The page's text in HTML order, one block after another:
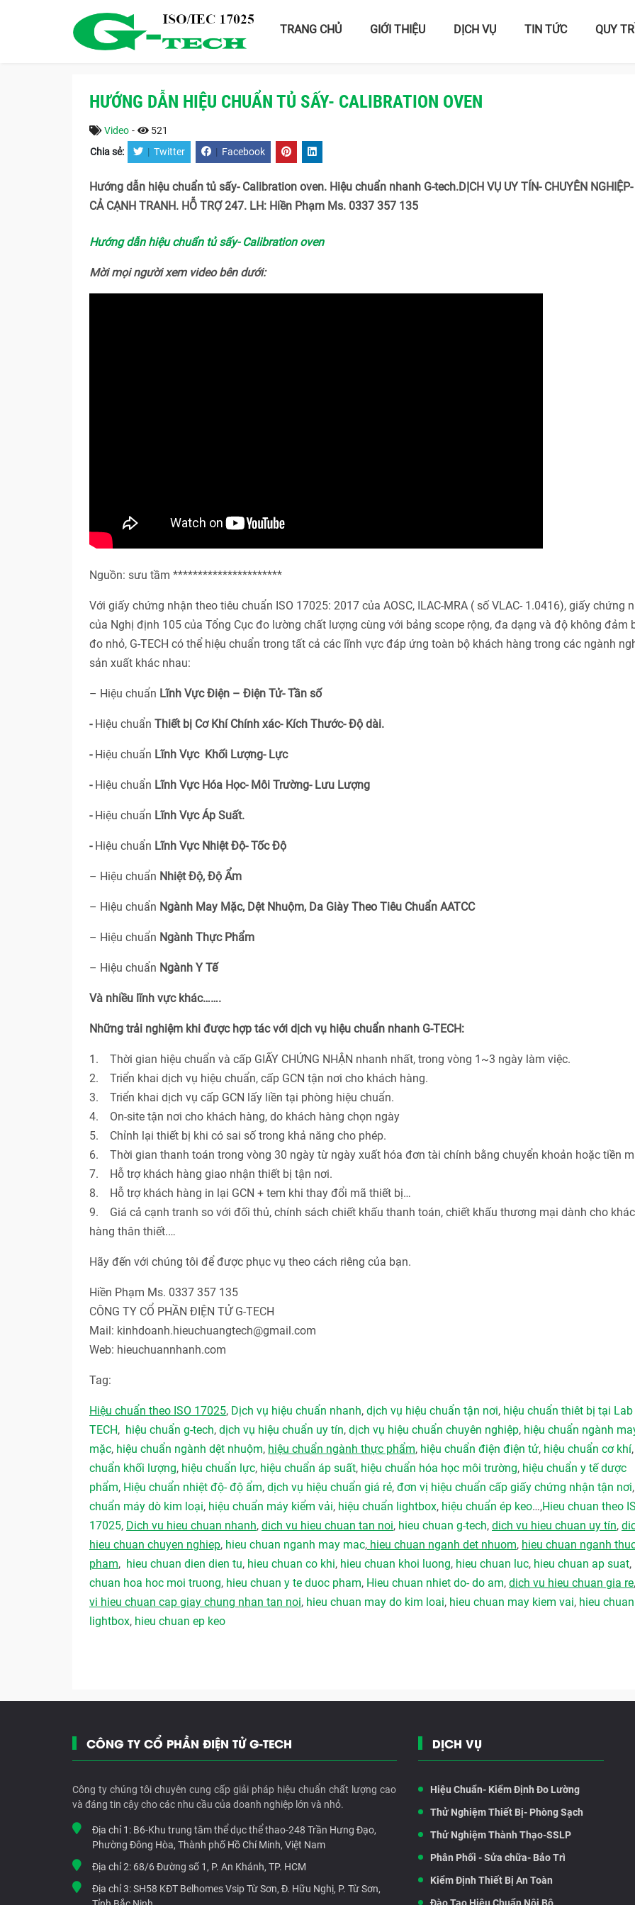
TRANG CHỦ GIỚI THIỆU DỊCH VỤ TIN TỨC QUY
HƯỚNG DẪN HIỆU CHUẨN TỦ SẤY- CALIBRATION OVEN
Video - 521
Chia sẻ: | Twitter | Facebook
Hướng dẫn hiệu chuẩn tủ sấy- Calibration oven. Hiệu chuẩn nhanh G-tech.DỊCH VỤ UY TÍN- CHUYÊN NGHIỆP-
CẢ CẠNH TRANH. HỖ TRỢ 247. LH: Hiền Phạm Ms. 0337 357 135
Hướng dẫn hiệu chuẩn tủ sấy- Calibration oven
Mời mọi người xem video bên dưới:
Nguồn: sưu tầm **********************
Với giấy chứng nhận theo tiêu chuẩn ISO 17025: 2017 của AOSC, ILAC-MRA ( số VLAC- 1.0416), giấy chứng
của Nghị định 105 của Tổng Cục đo lường chất lượng cùng với bảng scope rộng, đa dạng và độ không đảm
đo nhỏ, G-TECH có thể hiệu chuẩn trong tất cả các lĩnh vực đáp ứng toàn bộ khách hàng trong các ngành
sản xuất khác nhau:
– Hiệu chuẩn Lĩnh Vực Điện – Điện Tử- Tần số
- Hiệu chuẩn Thiết bị Cơ Khí Chính xác- Kích Thước- Độ dài.
- Hiệu chuẩn Lĩnh Vực Khối Lượng- Lực
- Hiệu chuẩn Lĩnh Vực Hóa Học- Môi Trường- Lưu Lượng
- Hiệu chuẩn Lĩnh Vực Áp Suất.
-Hiệu chuẩn Lĩnh Vực Nhiệt Độ- Tốc Độ
– Hiệu chuẩn Nhiệt Độ, Độ Ẩm
– Hiệu chuẩn Ngành May Mặc, Dệt Nhuộm, Da Giày Theo Tiêu Chuẩn AATCC
– Hiệu chuẩn Ngành Thực Phẩm
– Hiệu chuẩn Ngành Y Tế
Và nhiều lĩnh vực khác…….
Những trải nghiệm khi được hợp tác với dịch vụ hiệu chuẩn nhanh G-TECH:
1. Thời gian hiệu chuẩn và cấp GIẤY CHỨNG NHẬN nhanh nhất, trong vòng 1~3 ngày làm việc.
2. Triển khai dịch vụ hiệu chuẩn, cấp GCN tận nơi cho khách hàng.
3. Triển khai dịch vụ cấp GCN lấy liền tại phòng hiệu chuẩn.
4. On-site tận nơi cho khách hàng, do khách hàng chọn ngày
5. Chỉnh lại thiết bị khi có sai số trong khả năng cho phép.
6. Thời gian thanh toán trong vòng 30 ngày từ ngày xuất hóa đơn tài chính bằng chuyển khoản hoặc tiền
7. Hỗ trợ khách hàng giao nhận thiết bị tận nơi.
8. Hỗ trợ khách hàng in lại GCN + tem khi thay đổi mã thiết bị…
9. Giá cả cạnh tranh so với đối thủ, chính sách chiết khấu thanh toán, chiết khấu thương mại dành cho
hàng thân thiết.…
Hãy đến với chúng tôi để được phục vụ theo cách riêng của bạn.
Hiền Phạm Ms. 0337 357 135
CÔNG TY CỔ PHẦN ĐIỆN TỬ G-TECH
Mail: kinhdoanh.hieuchuangtech@gmail.com
Web: hieuchuannhanh.com
Tag:
Hiệu chuẩn theo ISO 17025, Dịch vụ hiệu chuẩn nhanh, dịch vụ hiệu chuẩn tận nơi, hiệu chuẩn thiêt bị tại Lab
TECH, hiệu chuẩn g-tech, dịch vụ hiệu chuẩn uy tín, dịch vụ hiệu chuẩn chuyên nghiệp, hiệu chuẩn ngành
mặc, hiệu chuẩn ngành dệt nhuộm, hiệu chuẩn ngành thực phẩm, hiệu chuẩn điện điện tử, hiệu chuẩn cơ khí
chuẩn khối lượng, hiệu chuẩn lực, hiệu chuẩn áp suất, hiệu chuẩn hóa học môi trường, hiệu chuẩn y tế dược
phẩm, Hiệu chuẩn nhiệt độ- độ ẩm, dịch vụ hiệu chuẩn giá rẻ, đơn vị hiệu chuẩn cấp giấy chứng nhận tận nơi
chuẩn máy dò kim loại, hiệu chuẩn máy kiểm vải, hiệu chuẩn lightbox, hiệu chuẩn ép keo…,Hieu chuan theo
17025, Dich vu hieu chuan nhanh, dich vu hieu chuan tan noi, hieu chuan g-tech, dich vu hieu chuan uy tín,
hieu chuan chuyen nghiep, hieu chuan nganh may mac, hieu chuan nganh det nhuom, hieu chuan nganh
pham, hieu chuan dien dien tu, hieu chuan co khi, hieu chuan khoi luong, hieu chuan luc, hieu chuan ap suat,
chuan hoa hoc moi truong, hieu chuan y te duoc pham, Hieu chuan nhiet do- do am, dich vu hieu chuan gia re
vi hieu chuan cap giay chung nhan tan noi, hieu chuan may do kim loai, hieu chuan may kiem vai, hieu chuan
lightbox, hieu chuan ep keo
CÔNG TY CỔ PHẦN ĐIỆN TỬ G-TECH
Công ty chúng tôi chuyên cung cấp giải pháp hiệu chuẩn chất lượng cao
và đáng tin cậy cho các nhu cầu của doanh nghiệp lớn và nhỏ.
Địa chỉ 1: B6-Khu trung tâm thể dục thể thao-248 Trần Hưng Đạo,
Phường Đông Hòa, Thành phố Hồ Chí Minh, Việt Nam
Địa chỉ 2: 68/6 Đường số 1, P. An Khánh, TP. HCM
Địa chỉ 3:SH58 KĐT Belhomes Vsip Từ Sơn, Đ. Hữu Nghị, P. Từ Sơn,
DỊCH VỤ
Hiệu Chuẩn- Kiểm Định Đo Lường
Thử Nghiệm Thiết Bị- Phòng Sạch
Thử Nghiệm Thành Thạo-SSLP
Phân Phối - Sửa chữa- Bảo Trì
Kiểm Định Thiết Bị An Toàn